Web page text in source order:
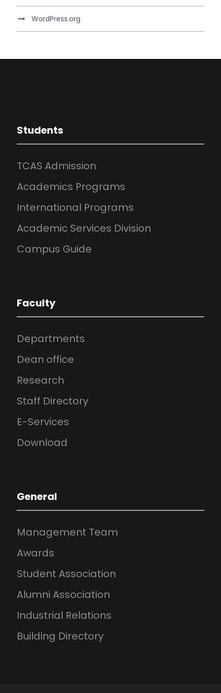
WordPress.org
Students
TCAS Admission
Academics Programs
International Programs
Academic Services Division
Campus Guide
Faculty
Departments
Dean office
Research
Staff Directory
E-Services
Download
General
Management Team
Awards
Student Association
Alumni Association
Industrial Relations
Building Directory